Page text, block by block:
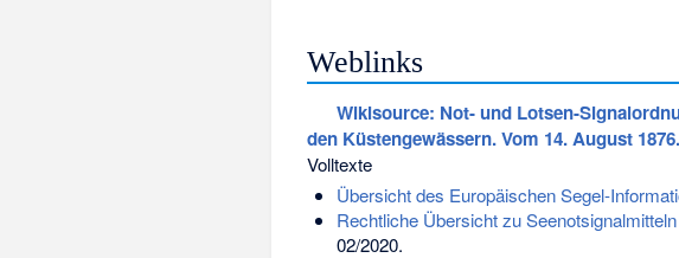
Weblinks
Wikisource: Not- und Lotsen-
den Küstengewässern. Vom 14. August
Volltexte
Übersicht des Europäischen Segel-
Rechtliche Übersicht zu Seenotsignalmitteln
02/2020.